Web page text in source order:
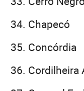
Chapecó
Concórdia
Cordilheira